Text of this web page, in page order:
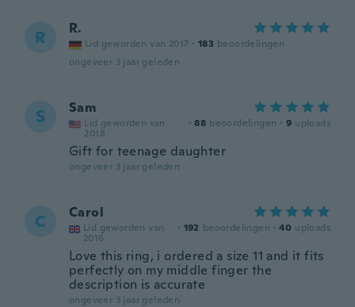
R R.
Lid geworden van 2017 · 183 beoordelingen
ongeveer 3 jaar geleden
S Sam
Lid geworden van
2018
· 88 beoordelingen · 9 uploads
Gift for teenage daughter
ongeveer 3 jaar geleden
C Carol
Lid geworden van
2016
· 192 beoordelingen · 40 uploads
Love this ring, i ordered a size 11 and it fits
perfectly on my middle finger the
description is accurate
ongeveer 3 jaar geleden